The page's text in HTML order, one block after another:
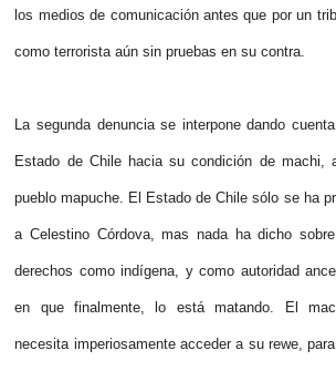
los medios de comunicación antes que por un
como terrorista aún sin pruebas en su contra.
La segunda denuncia se interpone dando
Estado de Chile hacia su condición de machi,
pueblo mapuche. El Estado de Chile sólo se ha
a Celestino Córdova, mas nada ha dicho
derechos como indígena, y como autoridad
en que finalmente, lo está matando. El
necesita imperiosamente acceder a su rewe,